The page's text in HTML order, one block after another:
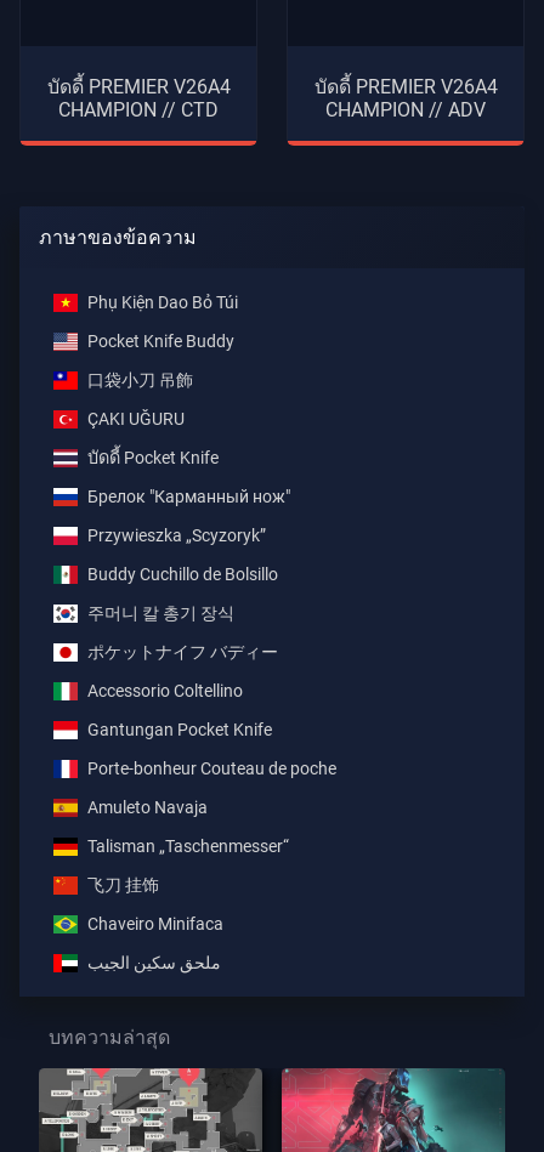
บัดดี้ PREMIER V26A4
CHAMPION // CTD
บัดดี้ PREMIER V26A4
CHAMPION // ADV
ภาษาของข้อความ
Phụ Kiện Dao Bỏ Túi
Pocket Knife Buddy
口袋小刀 吊飾
ÇAKI UĞURU
บัดดี้ Pocket Knife
Брелок "Карманный нож"
Przywieszka „Scyzoryk”
Buddy Cuchillo de Bolsillo
주머니 칼 총기 장식
ポケットナイフ バディー
Accessorio Coltellino
Gantungan Pocket Knife
Porte-bonheur Couteau de poche
Amuleto Navaja
Talisman „Taschenmesser“
飞刀 挂饰
Chaveiro Minifaca
ملحق سكين الجيب
บทความล่าสุด